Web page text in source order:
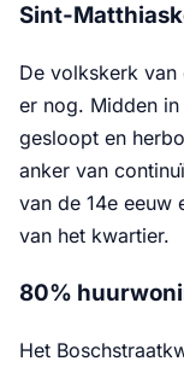
Sint-
De volkskerk van
er nog. Midden
gesloopt en
anker van
van de 14e eeuw
van het kwartier.
80%
Het